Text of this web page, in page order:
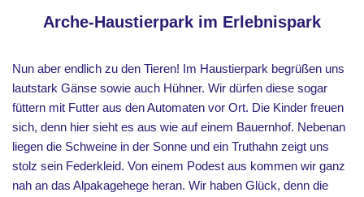
Arche-Haustierpark im Erlebnispark
Nun aber endlich zu den Tieren! Im Haustierpark begrüßen uns
lautstark Gänse sowie auch Hühner. Wir dürfen diese sogar
füttern mit Futter aus den Automaten vor Ort. Die Kinder freuen
sich, denn hier sieht es aus wie auf einem Bauernhof. Nebenan
liegen die Schweine in der Sonne und ein Truthahn zeigt uns
stolz sein Federkleid. Von einem Podest aus kommen wir ganz
nah an das Alpakagehege heran. Wir haben Glück, denn die